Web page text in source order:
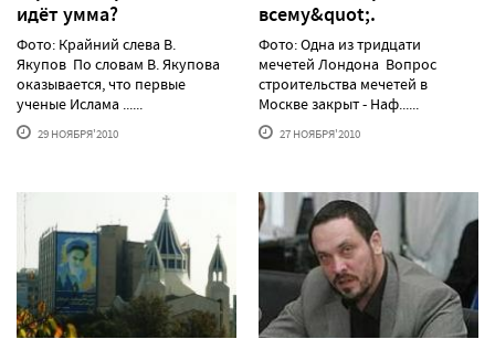
идёт умма?
Фото: Крайний слева В.
Якупов По словам В. Якупова
оказывается, что первые
ученые Ислама ......
29 НОЯБРЯ'2010
всему&quot;.
Фото: Одна из тридцати
мечетей Лондона Вопрос
строительства мечетей в
Москве закрыт - Наф......
27 НОЯБРЯ'2010